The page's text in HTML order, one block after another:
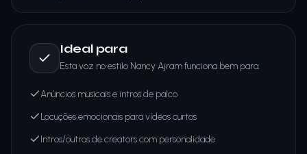
Ideal para
Esta voz no estilo Nancy Ajram funciona bem para:
Anúncios musicais e intros de palco
Locuções emocionais para vídeos curtos
Intros/outros de creators com personalidade